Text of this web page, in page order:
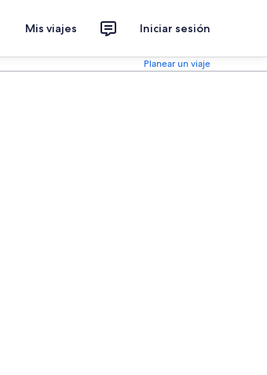
Mis viajes Iniciar sesión
Planear un viaje